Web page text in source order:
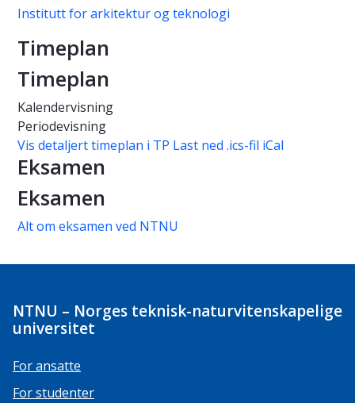
Institutt for arkitektur og teknologi
Timeplan
Timeplan
Kalendervisning
Periodevisning
Vis detaljert timeplan i TP Last ned .ics-fil iCal
Eksamen
Eksamen
Alt om eksamen ved NTNU
NTNU – Norges teknisk-naturvitenskapelige
universitet
For ansatte
For studenter